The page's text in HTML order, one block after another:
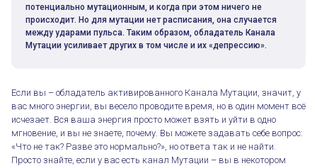
потенциально мутационным, и когда при этом ничего не
происходит. Но для мутации нет расписания, она случается
между ударами пульса. Таким образом, обладатель Канала
Мутации усиливает других в том числе и их «депрессию».
Если вы – обладатель активированного Канала Мутации, значит, у
вас много энергии, вы весело проводите время, но в один момент всё
исчезает. Вся ваша энергия просто может взять и уйти в одно
мгновение, и вы не знаете, почему. Вы можете задавать себе вопрос:
«Что не так? Разве это нормально?», но ответа так и не найти.
Просто знайте, если у вас есть канал Мутации – вы в некотором